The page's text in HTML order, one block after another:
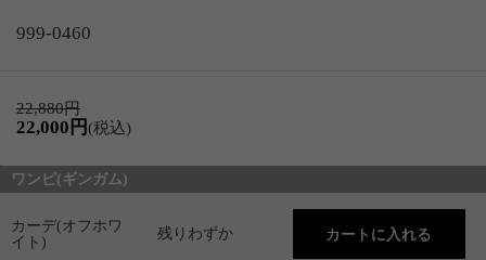
999-0460
22,880円
22,000円(税込)
ワンピ(ギンガム)
カーデ(オフホワ
イト)
残りわずか